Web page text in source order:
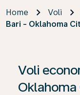
Home Voli
Bari - Oklahoma
Voli
Oklahoma
Se non trova